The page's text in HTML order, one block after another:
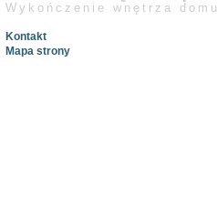
Wykończenie wnętrza domu
Kontakt
Mapa strony